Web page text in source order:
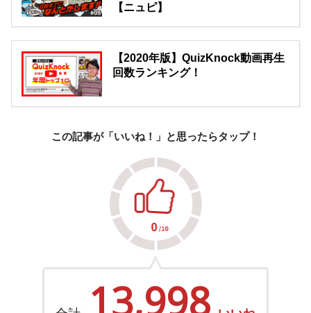
【ニュピ】
【2020年版】QuizKnock動画再生
回数ランキング！
この記事が「いいね！」と思ったらタップ！
13,998